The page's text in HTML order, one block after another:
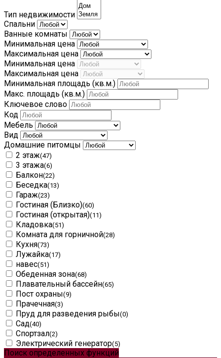
Тип недвижимости
Спальни
Ванные комнаты
Минимальная цена
Максимальная цена
Минимальная цена
Максимальная цена
Минимальная площадь (кв.м.)
Макс. площадь (кв.м.)
Ключевое слово
Код
Мебель
Вид
Домашние питомцы
2 этаж(47)
3 этажа(6)
Балкон(22)
Беседка(13)
Гараж(23)
Гостиная (Близко)(60)
Гостиная (открытая)(11)
Кладовка(51)
Комната для горничной(28)
Кухня(73)
Лужайка(17)
навес(51)
Обеденная зона(68)
Плавательный бассейн(65)
Пост охраны(9)
Прачечная(3)
Пруд для разведения рыбы(0)
Сад(40)
Спортзал(2)
Электрический генератор(5)
Поиск определенных функций